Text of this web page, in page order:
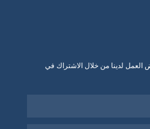
العمل لدينا من خلال الاشتراك في